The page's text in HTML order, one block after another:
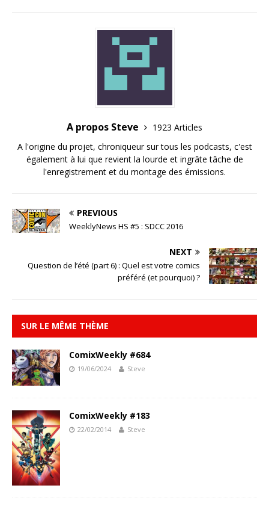
A propos Steve
1923 Articles
A l'origine du projet, chroniqueur sur tous les podcasts, c'est
également à lui que revient la lourde et ingrâte tâche de
l'enregistrement et du montage des émissions.
PREVIOUS
WeeklyNews HS #5 : SDCC 2016
NEXT
Question de l’été (part 6) : Quel est votre comics
préféré (et pourquoi) ?
SUR LE MÊME THÈME
ComixWeekly #684
19/06/2024 Steve
ComixWeekly #183
22/02/2014 Steve